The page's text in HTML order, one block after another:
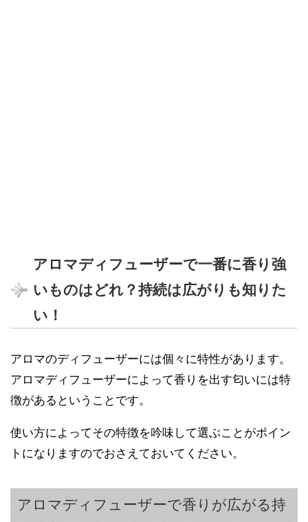
アロマディフューザーで一番に香り強
いものはどれ？持続は広がりも知りた
い！
アロマのディフューザーには個々に特性があります。
アロマディフューザーによって香りを出す匂いには特
徴があるということです。
使い方によってその特徴を吟味して選ぶことがポイン
トになりますのでおさえておいてください。
アロマディフューザーで香りが広がる持